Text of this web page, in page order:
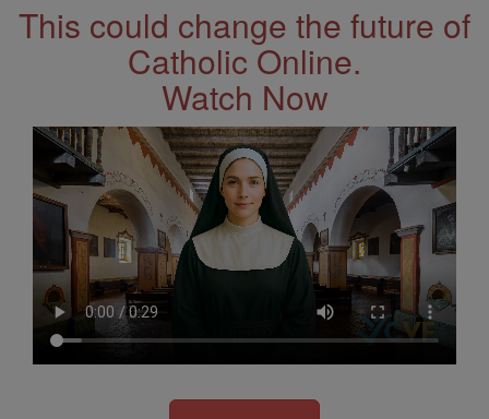
This could change the future of
Catholic Online.
Watch Now